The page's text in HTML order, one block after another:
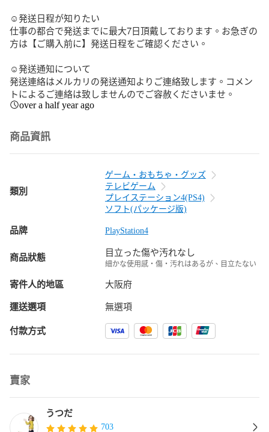
☺︎発送日程が知りたい
仕事の都合で発送までに最大7日頂戴しております。お急ぎの
方は【ご購入前に】発送日程をご確認ください。
☺︎発送通知について
発送連絡はメルカリの発送通知よりご連絡致します。コメン
トによるご連絡は致しませんのでご容赦くださいませ。
over a half year ago
商品資訊
類別
ゲーム・おもちゃ・グッズ
テレビゲーム
プレイステーション4(PS4)
ソフト(パッケージ版)
品牌 PlayStation4
商品狀態 目立った傷や汚れなし
細かな使用感・傷・汚れはあるが、目立たない
寄件人的地區 大阪府
運送選項 無選項
付款方式
賣家
うつだ
703